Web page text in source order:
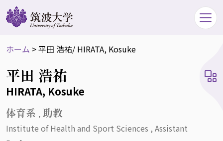
ホーム >平田 浩祐/ HIRATA, Kosuke
平田 浩祐
HIRATA, Kosuke
体育系 , 助教
Institute of Health and Sport Sciences , Assistant